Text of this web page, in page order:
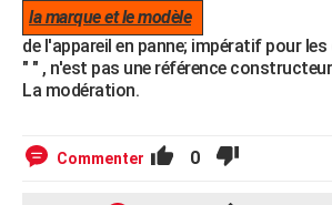
la marque et le modèle
de l'appareil en panne; impératif pour
" " , n'est pas une référence
La modération.
Commenter 0